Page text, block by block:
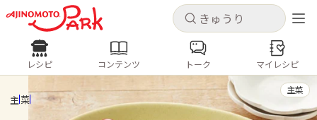
キャンセル
ログインするとレシピを保存できます
ログイン 新規登録
キャンセル
レシピ コンテンツ
レシピ コンテンツ トーク マイレシピ
主菜
主菜